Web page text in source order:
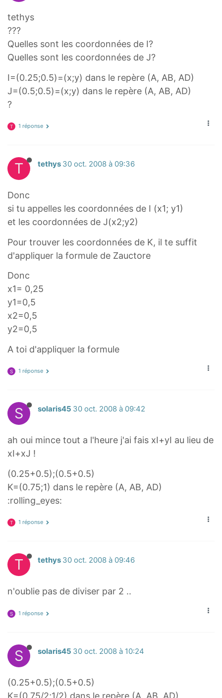
tethys
???
Quelles sont les coordonnées de I?
Quelles sont les coordonnées de J?
I=(0.25;0.5)=(x;y) dans le repère (A, AB, AD)
J=(0.5;0.5)=(x;y) dans le repère (A, AB, AD)
?
T 1 réponse
T tethys 30 oct. 2008 à 09:36
Donc
si tu appelles les coordonnées de I (x1; y1)
et les coordonnées de J(x2;y2)
Pour trouver les coordonnées de K, il te suffit
d'appliquer la formule de Zauctore
Donc
x1= 0,25
y1=0,5
x2=0,5
y2=0,5
A toi d'appliquer la formule
S 1 réponse
S solaris45 30 oct. 2008 à 09:42
ah oui mince tout a l'heure j'ai fais xI+yI au lieu de
xI+xJ !
(0.25+0.5);(0.5+0.5)
K=(0.75;1) dans le repère (A, AB, AD)
:rolling_eyes:
T 1 réponse
T tethys 30 oct. 2008 à 09:46
n'oublie pas de diviser par 2 ..
S 1 réponse
S solaris45 30 oct. 2008 à 10:24
(0.25+0.5);(0.5+0.5)
K=(0.75/2;1/2) dans le repère (A, AB, AD)